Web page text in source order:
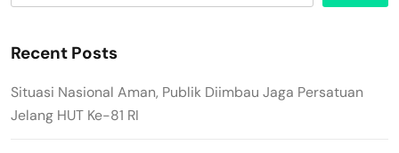
Recent Posts
Situasi Nasional Aman, Publik Diimbau Jaga Persatuan
Jelang HUT Ke-81 RI